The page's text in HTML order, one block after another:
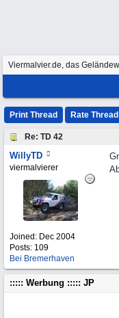
Viermalvier.de, das
Print Thread Rate Thread
Re: TD 42
WillyTD
viermalvierer
Joined: Dec 2004
Posts: 109
Bei Bremerhaven
::::: Werbung ::::: JP